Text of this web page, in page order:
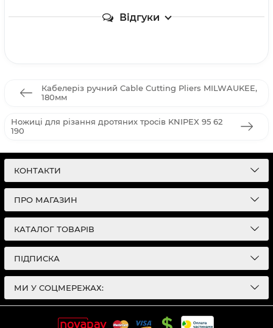
Відгуки
Кабелеріз ручний Cable Cutting Pliers MILWAUKEE,
180мм
Ножиці для різання дротяних тросів KNIPEX 95 62
190
КОНТАКТИ
ПРО МАГАЗИН
КАТАЛОГ ТОВАРІВ
ПІДПИСКА
МИ У СОЦМЕРЕЖАХ: